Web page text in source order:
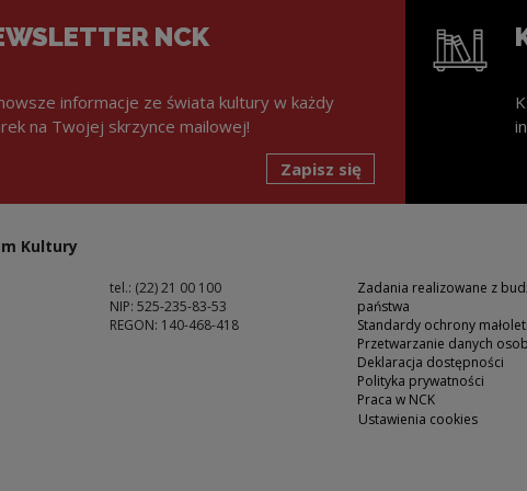
NCK
informacje ze świata kultury w każdy
na Twojej skrzynce mailowej!
Zapisz się
Kultury
tel.: (22) 21 00 100
NIP: 525-235-83-53
REGON: 140-468-418
Zadania realizowane z
państwa
Standardy ochrony
Przetwarzanie danych
Deklaracja dostępności
Polityka prywatności
Praca w NCK
Ustawienia cookies